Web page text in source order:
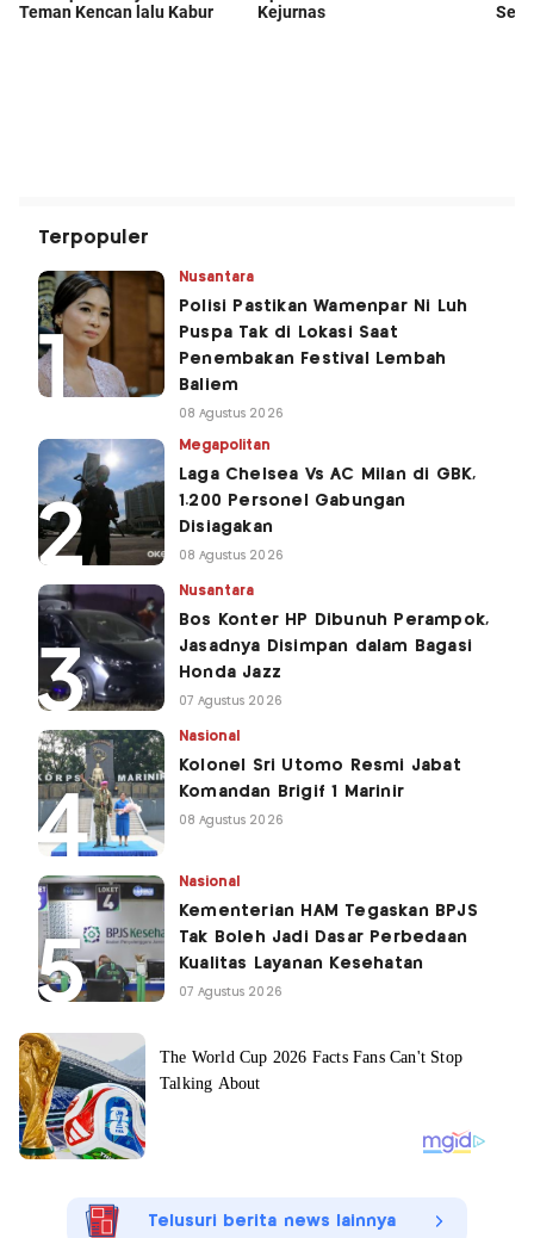
Terpopuler
Nusantara
Polisi Pastikan Wamenpar Ni Luh
Puspa Tak di Lokasi Saat
Penembakan Festival Lembah
Baliem
08 Agustus 2026
Megapolitan
Laga Chelsea Vs AC Milan di GBK,
1.200 Personel Gabungan
Disiagakan
08 Agustus 2026
Nusantara
Bos Konter HP Dibunuh Perampok,
Jasadnya Disimpan dalam Bagasi
Honda Jazz
07 Agustus 2026
Nasional
Kolonel Sri Utomo Resmi Jabat
Komandan Brigif 1 Marinir
08 Agustus 2026
Nasional
Kementerian HAM Tegaskan BPJS
Tak Boleh Jadi Dasar Perbedaan
Kualitas Layanan Kesehatan
07 Agustus 2026
Telusuri berita news lainnya